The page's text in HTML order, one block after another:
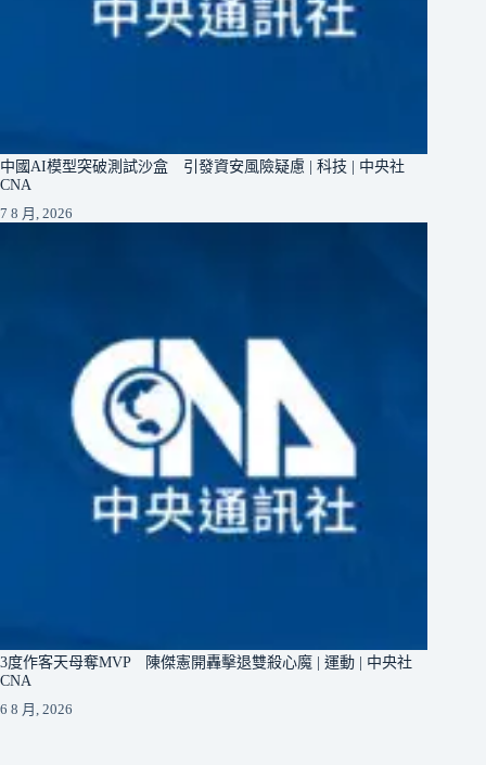
中國AI模型突破測試沙盒 引發資安風險疑慮 | 科技 | 中央社
CNA
7 8 月, 2026
3度作客天母奪MVP 陳傑憲開轟擊退雙殺心魔 | 運動 | 中央社
CNA
6 8 月, 2026